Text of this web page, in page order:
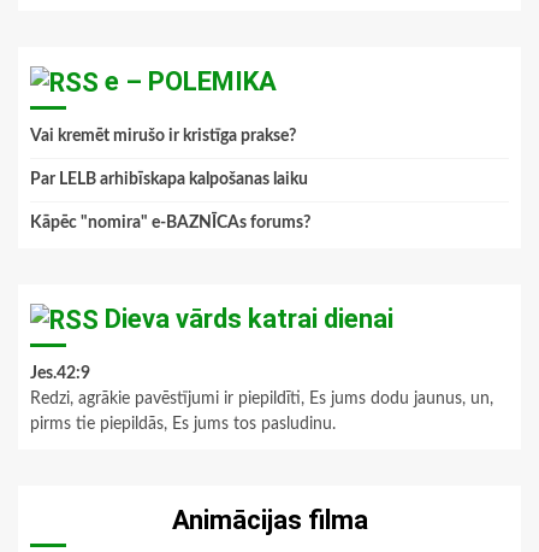
e – POLEMIKA
Vai kremēt mirušo ir kristīga prakse?
Par LELB arhibīskapa kalpošanas laiku
Kāpēc "nomira" e-BAZNĪCAs forums?
Dieva vārds katrai dienai
Jes.42:9
Redzi, agrākie pavēstījumi ir piepildīti, Es jums dodu jaunus, un,
pirms tie piepildās, Es jums tos pasludinu.
Animācijas filma